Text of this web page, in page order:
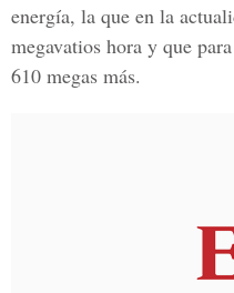
energía, la que en la
megavatios hora y que
610 megas más.